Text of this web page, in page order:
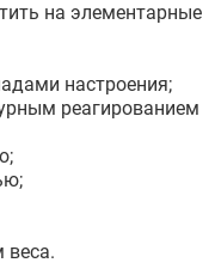
на элементарные
настроения;
реагированием
веса.